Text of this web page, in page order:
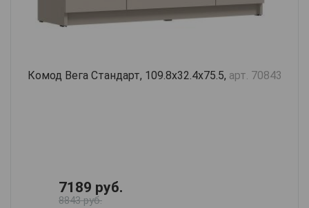
Комод Вега Стандарт, 109.8х32.4х75.5, арт. 70843
7189 руб.
8843 руб.